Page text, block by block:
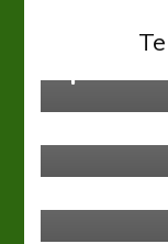
Ligue1: